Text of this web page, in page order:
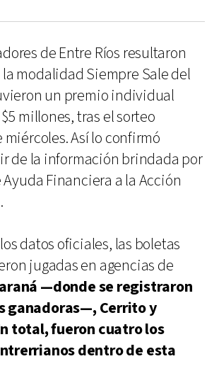
de Entre Ríos resultaron
modalidad Siempre Sale del
un premio individual
millones, tras el sorteo
Así lo confirmó
de la información brindada por
Financiera a la Acción
datos oficiales, las boletas
jugadas en agencias de
—donde se registraron
ganadoras—, Cerrito y
total, fueron cuatro los
dentro de esta